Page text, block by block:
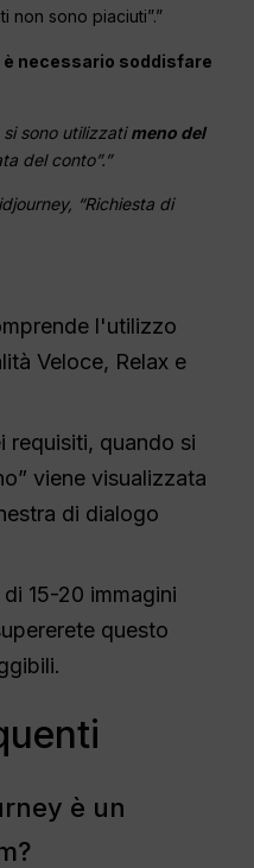
non sono piaciuti”.”
necessario soddisfare
si sono utilizzatimeno del
del conto”.”
“Richiesta di
l'utilizzo
Veloce, Relax e
requisiti, quando si
viene visualizzata
di dialogo
15-20 immagini
questo
è un